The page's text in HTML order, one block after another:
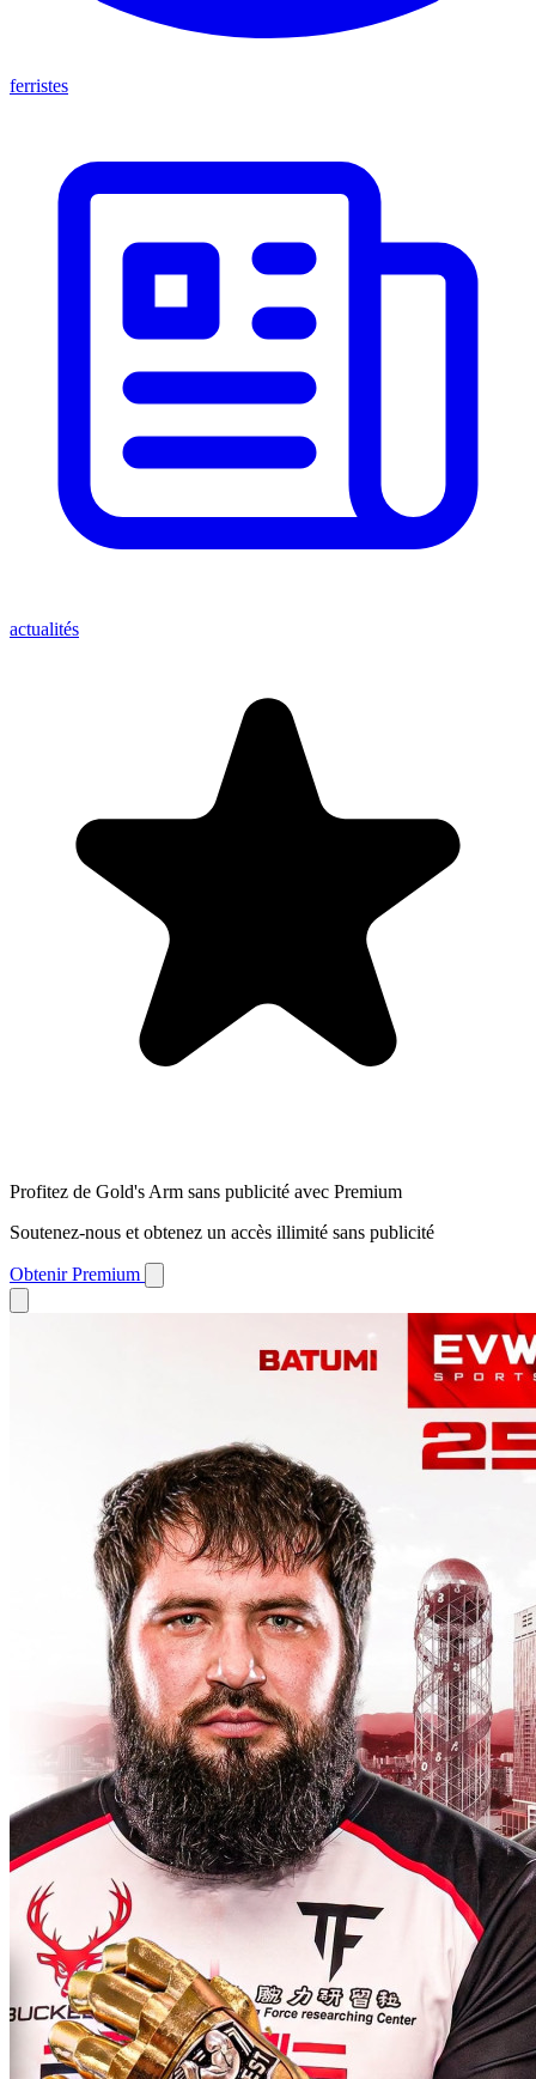
ferristes
actualités
Profitez de Gold's Arm sans publicité avec Premium
Soutenez-nous et obtenez un accès illimité sans publicité
Obtenir Premium